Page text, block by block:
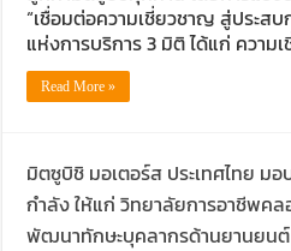
“เชื่อมต่อความเชี่ยวชาญ สู่ประส
แห่งการบริการ 3 มิติ ได้แก่ ควา
Read More »
มิตซูบิชิ มอเตอร์ส ประเทศไทย ม
กำลัง ให้แก่ วิทยาลัยการอาชีพคล
พัฒนาทักษะบุคลากรด้านยานยนต์